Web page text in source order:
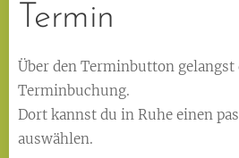
Termin
Über den Terminbutton
Terminbuchung.
Dort kannst du in Ruhe einen
auswählen.